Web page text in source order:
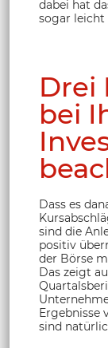
dabei hat
sogar leicht
Drei
bei
Dass es
sind die
positiv
der Börse
Das zeigt
Ergebnisse
sind